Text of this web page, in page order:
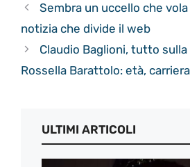
Sembra un uccello che
notizia che divide il web
Claudio Baglioni, tutto
Rossella Barattolo: età,
ULTIMI ARTICOLI